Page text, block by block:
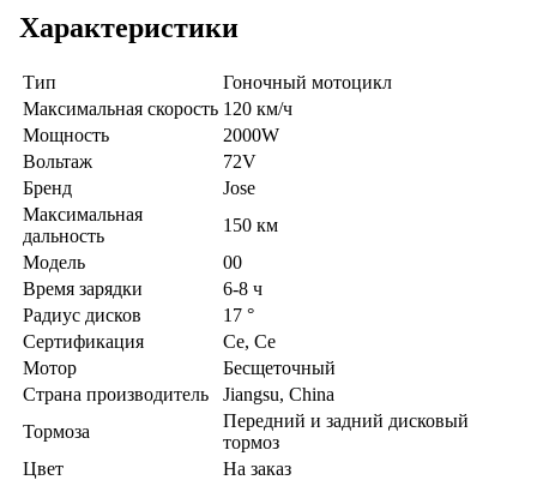
Характеристики
Тип
Гоночный мотоцикл
Максимальная скорость 120 км/ч
Мощность
2000W
Вольтаж
72V
Бренд
Jose
Максимальная
дальность
150 км
Модель
00
Время зарядки
6-8 ч
Радиус дисков
17 °
Сертификация
Ce, Ce
Мотор
Бесщеточный
Страна производитель
Jiangsu, China
Тормоза
Передний и задний дисковый
тормоз
Цвет
На заказ